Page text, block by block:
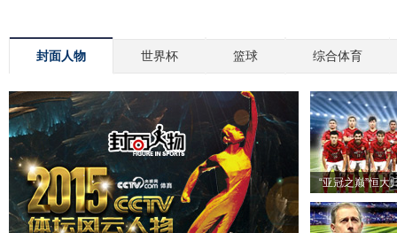
封面人物 世界杯 篮球 综合体育
“亚冠之巅”恒大